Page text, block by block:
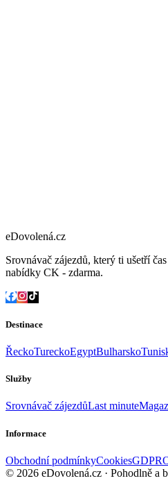
eDovolená.cz
Srovnávač zájezdů, který ti ušetří
nabídky CK - zdarma.
Destinace
ŘeckoTureckoEgyptBulharsko
Služby
Srovnávač zájezdůLast minute
Informace
Obchodní podmínkyCookiesGDPR
© 2026 eDovolená.cz · Pohodlně a